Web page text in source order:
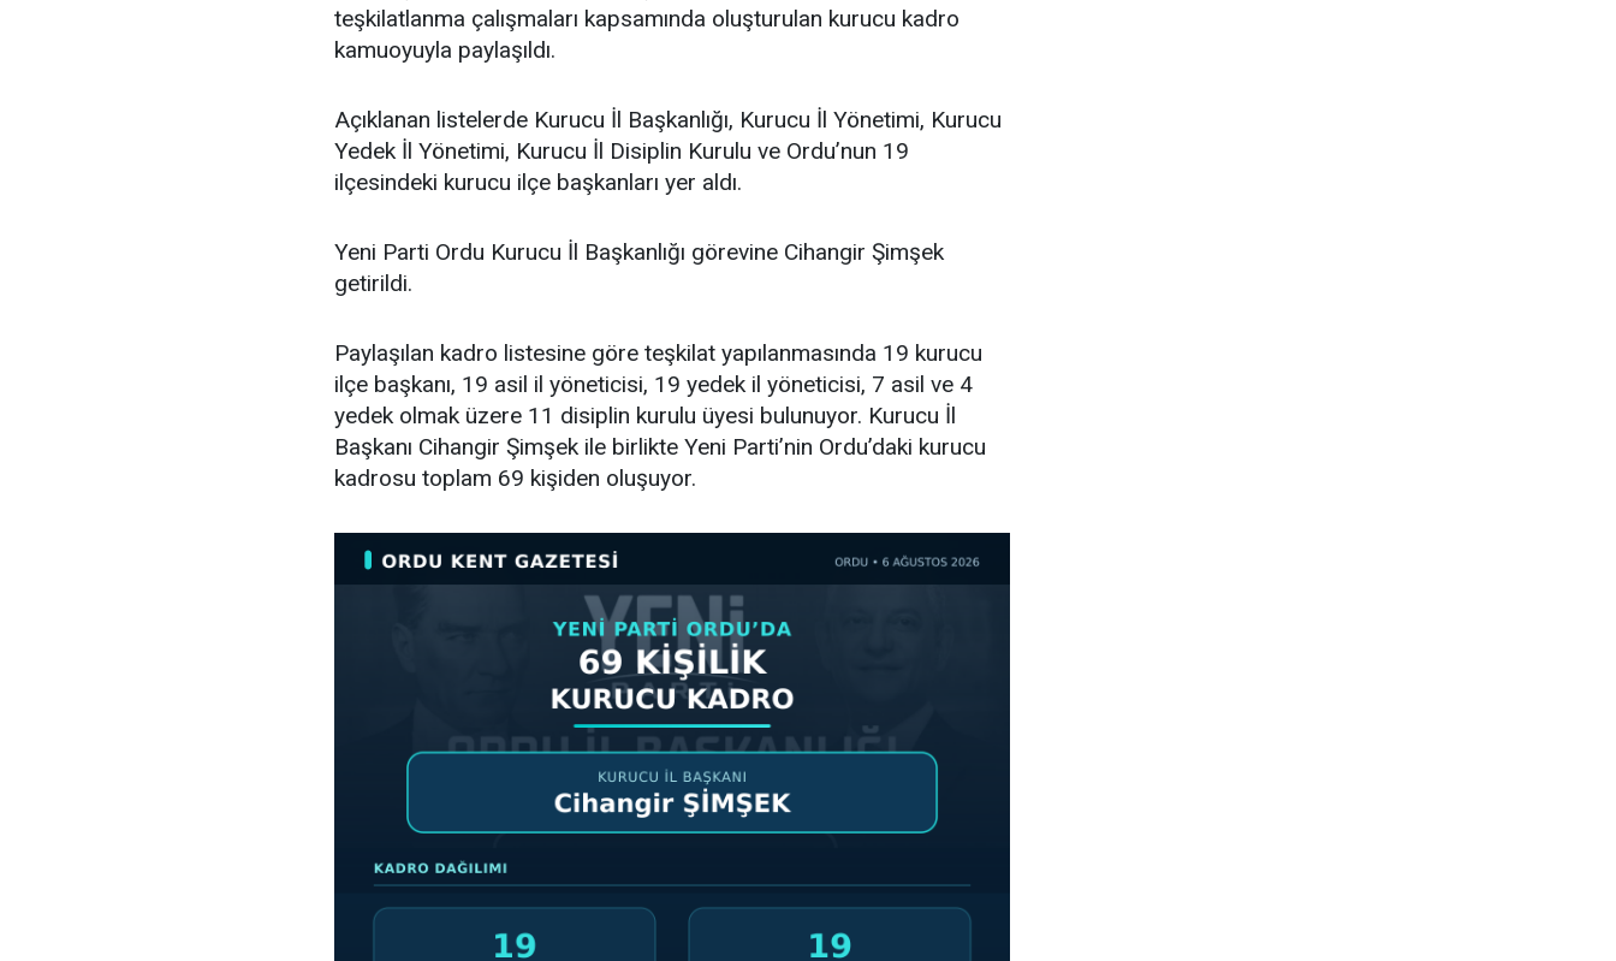
teşkilatlanma çalışmaları kapsamında oluşturulan kurucu kadro
kamuoyuyla paylaşıldı.
Açıklanan listelerde Kurucu İl Başkanlığı, Kurucu İl Yönetimi, Kurucu
Yedek İl Yönetimi, Kurucu İl Disiplin Kurulu ve Ordu’nun 19
ilçesindeki kurucu ilçe başkanları yer aldı.
Yeni Parti Ordu Kurucu İl Başkanlığı görevine Cihangir Şimşek
getirildi.
Paylaşılan kadro listesine göre teşkilat yapılanmasında 19 kurucu
ilçe başkanı, 19 asil il yöneticisi, 19 yedek il yöneticisi, 7 asil ve 4
yedek olmak üzere 11 disiplin kurulu üyesi bulunuyor. Kurucu İl
Başkanı Cihangir Şimşek ile birlikte Yeni Parti’nin Ordu’daki kurucu
kadrosu toplam 69 kişiden oluşuyor.